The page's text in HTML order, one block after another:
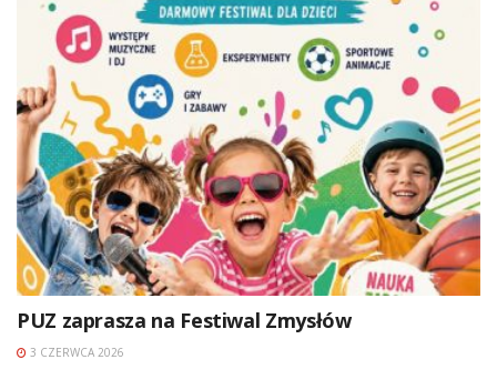
PUZ zaprasza na Festiwal Zmysłów
3 CZERWCA 2026